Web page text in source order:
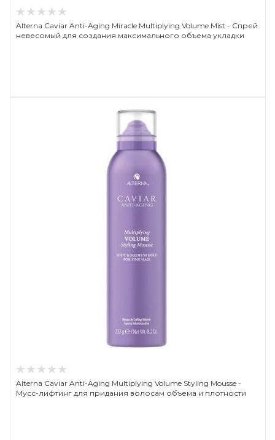
Alterna Caviar Anti-Aging Miracle Multiplying Volume Mist - Спрей
невесомый для создания максимального объема укладки
Alterna Caviar Anti-Aging Multiplying Volume Styling Mousse -
Мусс-лифтинг для придания волосам объема и плотности